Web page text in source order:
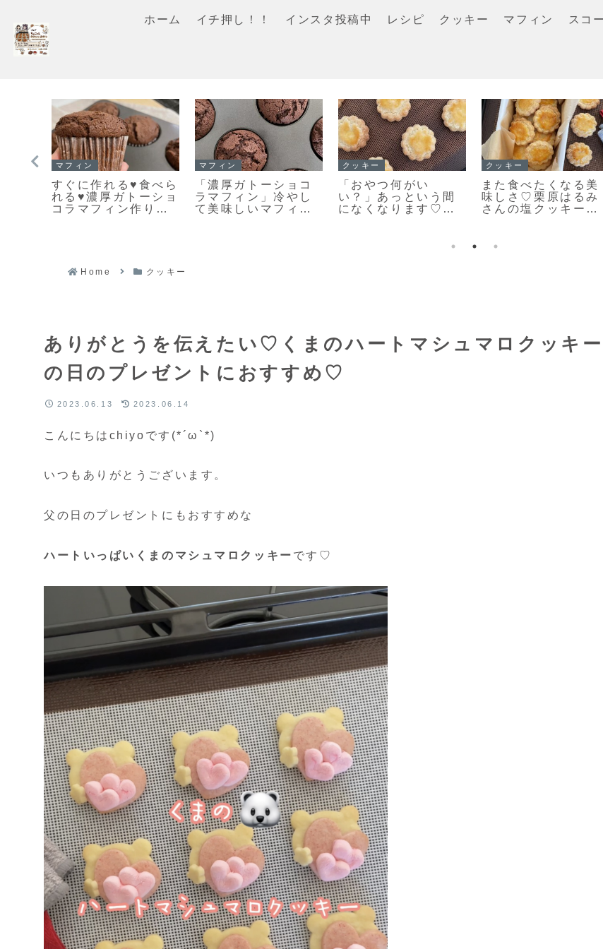
ホーム イチ押し！！ インスタ投稿中 レシピ クッキー マフィン スコ
スコーン
「スコーンの朝ごは
んだ♪」カリッとふん
わりとっても美味し
イチ押し！！
「基本の型抜きクッ
キー生地」簡単で扱
いやすいプレーンク
イチ押し！！
「栗のマフィン」ま
るで栗のバターケー
キ🌰しっとり美味し
スコーン
「基本のスコーン」
生クリームを使った
さっくりふわっとな
Home クッキー
ありがとうを伝えたい♡くまのハートマシュマロクッキ
の日のプレゼントにおすすめ♡
2023.06.13 2023.06.14
こんにちはchiyoです(*´ω`*)
いつもありがとうございます。
父の日のプレゼントにもおすすめな
ハートいっぱいくまのマシュマロクッキー です♡